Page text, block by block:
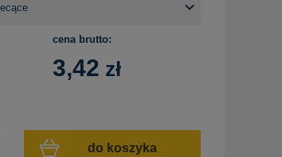
cena brutto:
3,42 zł
do koszyka